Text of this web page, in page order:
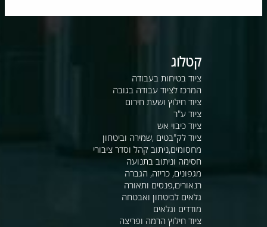
קטלוג
ציוד בטיחות בעבודה
המרכז לציוד עבודה בגובה
ציוד חילוץ ושעת חירום
ציוד ע"ר
ציוד כיבוי אש
ציוד לק"בטים ,שמירה וביטחון
מחסומים,ניתוב קהל וסדר ציבורי
חסימה וניתוב בתנועה
מגפונים, כריזה, הגברה
רנאורים,פנסים ותאורה
גלאים לביטחון ואבטחה
מודדים וגלאים
ציוד חילוץ הרמה ופריצה